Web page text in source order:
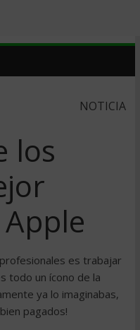
NOTICIA
los
es trabajar
todo un ícono de la
ya lo imaginabas,
pagados!